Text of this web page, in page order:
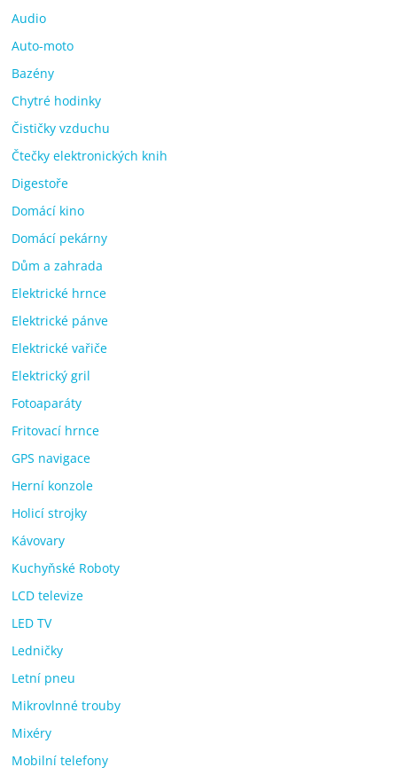
Audio
Auto-moto
Bazény
Chytré hodinky
Čističky vzduchu
Čtečky elektronických knih
Digestoře
Domácí kino
Domácí pekárny
Dům a zahrada
Elektrické hrnce
Elektrické pánve
Elektrické vařiče
Elektrický gril
Fotoaparáty
Fritovací hrnce
GPS navigace
Herní konzole
Holicí strojky
Kávovary
Kuchyňské Roboty
LCD televize
LED TV
Ledničky
Letní pneu
Mikrovlnné trouby
Mixéry
Mobilní telefony